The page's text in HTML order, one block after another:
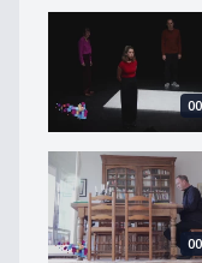
L&#039;inceste
Justice